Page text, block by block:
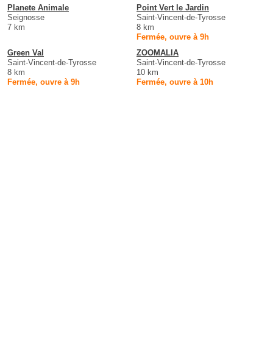
Planete Animale
Seignosse
7 km
Point Vert le Jardin
Saint-Vincent-de-Tyrosse
8 km
Fermée, ouvre à 9h
Green Val
Saint-Vincent-de-Tyrosse
8 km
Fermée, ouvre à 9h
ZOOMALIA
Saint-Vincent-de-Tyrosse
10 km
Fermée, ouvre à 10h